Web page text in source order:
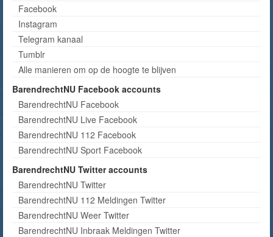
Facebook
Instagram
Telegram kanaal
Tumblr
Alle manieren om op de hoogte te blijven
BarendrechtNU Facebook accounts
BarendrechtNU Facebook
BarendrechtNU Live Facebook
BarendrechtNU 112 Facebook
BarendrechtNU Sport Facebook
BarendrechtNU Twitter accounts
BarendrechtNU Twitter
BarendrechtNU 112 Meldingen Twitter
BarendrechtNU Weer Twitter
BarendrechtNU Inbraak Meldingen Twitter